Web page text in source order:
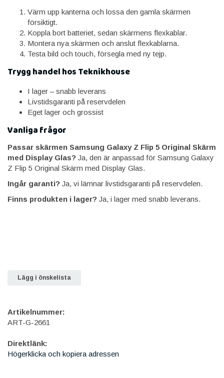
Värm upp kanterna och lossa den gamla skärmen
försiktigt.
Koppla bort batteriet, sedan skärmens flexkablar.
Montera nya skärmen och anslut flexkablarna.
Testa bild och touch, försegla med ny tejp.
Trygg handel hos Teknikhouse
I lager – snabb leverans
Livstidsgaranti på reservdelen
Eget lager och grossist
Vanliga frågor
Passar skärmen Samsung Galaxy Z Flip 5 Original Skärm
med Display Glas? Ja, den är anpassad för Samsung Galaxy
Z Flip 5 Original Skärm med Display Glas.
Ingår garanti? Ja, vi lämnar livstidsgaranti på reservdelen.
Finns produkten i lager? Ja, i lager med snabb leverans.
Lägg i önskelista
Artikelnummer:
ART-G-2661
Direktlänk:
Högerklicka och kopiera adressen